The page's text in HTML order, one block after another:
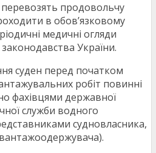
перевозять продовольчу
в обов’язковому
медичні огляди
України.
суден перед початком
робіт повинні
фахівцями державної
служби водного
судновласника,